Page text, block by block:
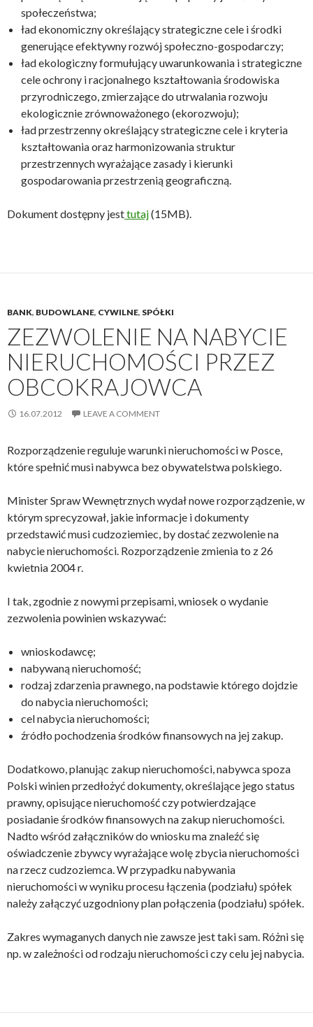
społeczeństwa;
ład ekonomiczny określający strategiczne cele i środki
generujące efektywny rozwój społeczno-gospodarczy;
ład ekologiczny formułujący uwarunkowania i strategiczne
cele ochrony i racjonalnego kształtowania środowiska
przyrodniczego, zmierzające do utrwalania rozwoju
ekologicznie zrównoważonego (ekorozwoju);
ład przestrzenny określający strategiczne cele i kryteria
kształtowania oraz harmonizowania struktur
przestrzennych wyrażające zasady i kierunki
gospodarowania przestrzenią geograficzną.
Dokument dostępny jesttutaj(15MB).
BANK, BUDOWLANE, CYWILNE, SPÓŁKI
ZEZWOLENIE NA NABYCIE
NIERUCHOMOŚCI PRZEZ
OBCOKRAJOWCA
16.07.2012 LEAVE A COMMENT
Rozporządzenie reguluje warunki nieruchomości w Posce,
które spełnić musi nabywca bez obywatelstwa polskiego.
Minister Spraw Wewnętrznych wydał nowe rozporządzenie, w
którym sprecyzował, jakie informacje i dokumenty
przedstawić musi cudzoziemiec, by dostać zezwolenie na
nabycie nieruchomości. Rozporządzenie zmienia to z 26
kwietnia 2004 r.
I tak, zgodnie z nowymi przepisami, wniosek o wydanie
zezwolenia powinien wskazywać:
wnioskodawcę;
nabywaną nieruchomość;
rodzaj zdarzenia prawnego, na podstawie którego dojdzie
do nabycia nieruchomości;
cel nabycia nieruchomości;
źródło pochodzenia środków finansowych na jej zakup.
Dodatkowo, planując zakup nieruchomości, nabywca spoza
Polski winien przedłożyć dokumenty, określające jego status
prawny, opisujące nieruchomość czy potwierdzające
posiadanie środków finansowych na zakup nieruchomości.
Nadto wśród załączników do wniosku ma znaleźć się
oświadczenie zbywcy wyrażające wolę zbycia nieruchomości
na rzecz cudzoziemca. W przypadku nabywania
nieruchomości w wyniku procesu łączenia (podziału) spółek
należy załączyć uzgodniony plan połączenia (podziału) spółek.
Zakres wymaganych danych nie zawsze jest taki sam. Różni się
np. w zależności od rodzaju nieruchomości czy celu jej nabycia.